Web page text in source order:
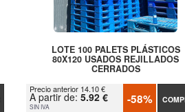
LOTE 100 PALETS PLÁSTICOS
80X120 USADOS REJILLADOS
CERRADOS
Precio anterior 14.10 €
A partir de: 5.92 €
SIN IVA -58%